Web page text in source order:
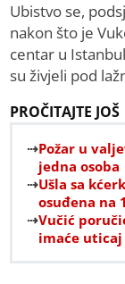
Ubistvo se,
nakon što je
centar u
su živjeli pod
PROČITAJTE JOŠ
Požar u
jedna osoba
Ušla sa
osuđena na
Vučić
imaće uticaj